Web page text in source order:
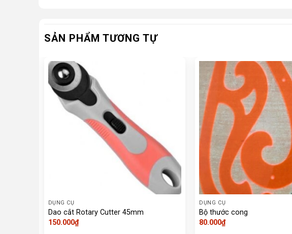
SẢN PHẨM TƯƠNG TỰ
DỤNG CỤ
Dao cắt Rotary Cutter 45mm
150.000₫
DỤNG CỤ
Bộ thước cong
80.000₫